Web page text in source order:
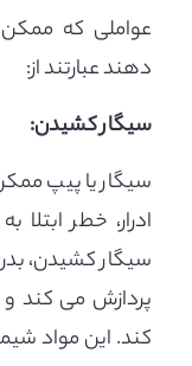
عواملی که
دهند عبارتند از:
سیگار کشیدن:
سیگار یا پیپ
ادرار، خطر
سیگار کشیدن،
پردازش می کند و
کند. این مواد